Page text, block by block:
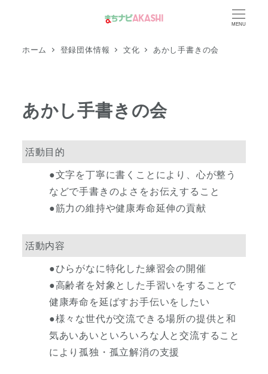
MENU
ホーム 登録団体情報 文化 あかし手書きの会
あかし手書きの会
活動目的
●文字を丁寧に書くことにより、心が整う
などで手書きのよさをお伝えすること
●筋力の維持や健康寿命延伸の貢献
活動内容
●ひらがなに特化した練習会の開催
●高齢者を対象とした手習いをすることで
健康寿命を延ばすお手伝いをしたい
●様々な世代が交流できる場所の提供と和
気あいあいといろいろな人と交流すること
により孤独・孤立解消の支援